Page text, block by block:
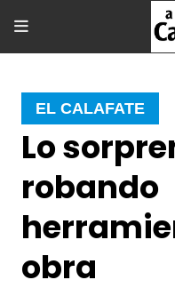
Lo
robando
obra
EL CALAFATE